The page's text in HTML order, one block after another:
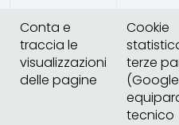
Conta e
traccia le
visualizzazioni
delle pagine
Cookie
terze
tecnico